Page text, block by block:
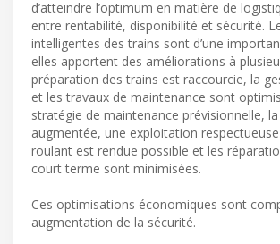
d’atteindre l’optimum en matière de
entre rentabilité, disponibilité et sécurité.
intelligentes des trains sont d’une
elles apportent des améliorations à
préparation des trains est raccourcie, la
et les travaux de maintenance sont
stratégie de maintenance prévisionnelle,
augmentée, une exploitation
roulant est rendue possible et les
court terme sont minimisées.
Ces optimisations économiques sont
augmentation de la sécurité.